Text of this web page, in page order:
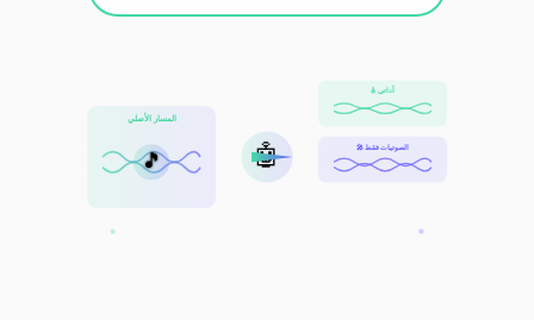
المسار الأصلي
🎵 🤖
🎸 أداتي
🎤 الصوتيات فقط